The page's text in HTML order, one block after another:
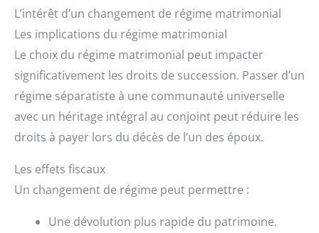
L’intérêt d’un changement de régime matrimonial
Les implications du régime matrimonial
Le choix du régime matrimonial peut impacter
significativement les droits de succession. Passer d’un
régime séparatiste à une communauté universelle
avec un héritage intégral au conjoint peut réduire les
droits à payer lors du décès de l’un des époux.
Les effets fiscaux
Un changement de régime peut permettre :
Une dévolution plus rapide du patrimoine.